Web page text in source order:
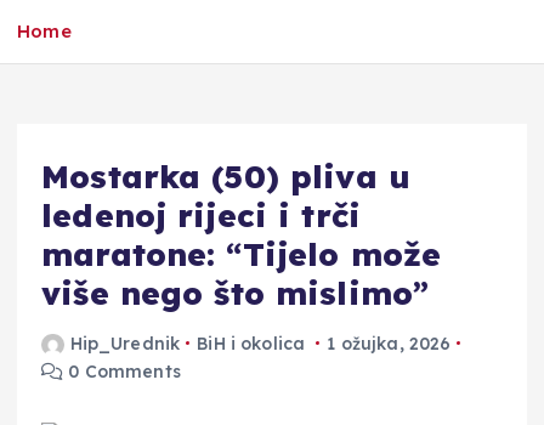
Home
Mostarka (50) pliva u
ledenoj rijeci i trči
maratone: “Tijelo može
više nego što mislimo”
Hip_Urednik BiH i okolica
1 ožujka, 2026
0 Comments